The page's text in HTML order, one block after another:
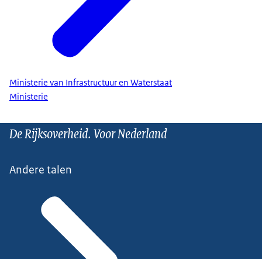
Ministerie van Infrastructuur en Waterstaat
Ministerie
De Rijksoverheid. Voor Nederland
Andere talen